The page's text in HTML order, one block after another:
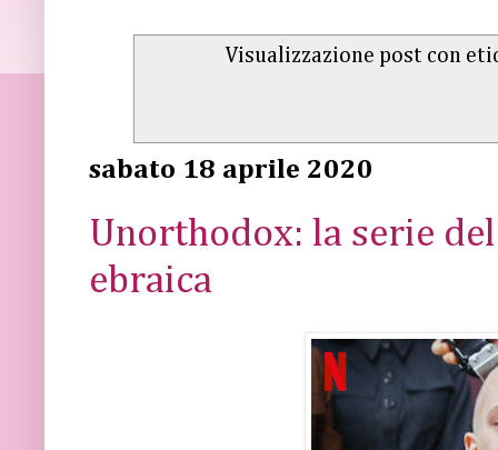
Visualizzazione post con
sabato 18 aprile 2020
Unorthodox: la serie
ebraica